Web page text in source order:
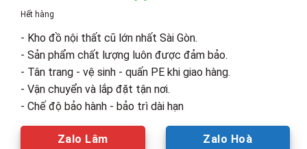
200,000₫.
Hết hàng
- Kho đồ nội thất cũ lớn nhất Sài Gòn.
- Sản phẩm chất lượng luôn được đảm bảo.
- Tân trang - vệ sinh - quấn PE khi giao hàng.
- Vận chuyển và lắp đặt tận nơi.
- Chế độ bảo hành - bảo trì dài hạn
Zalo Lâm Zalo Hoà